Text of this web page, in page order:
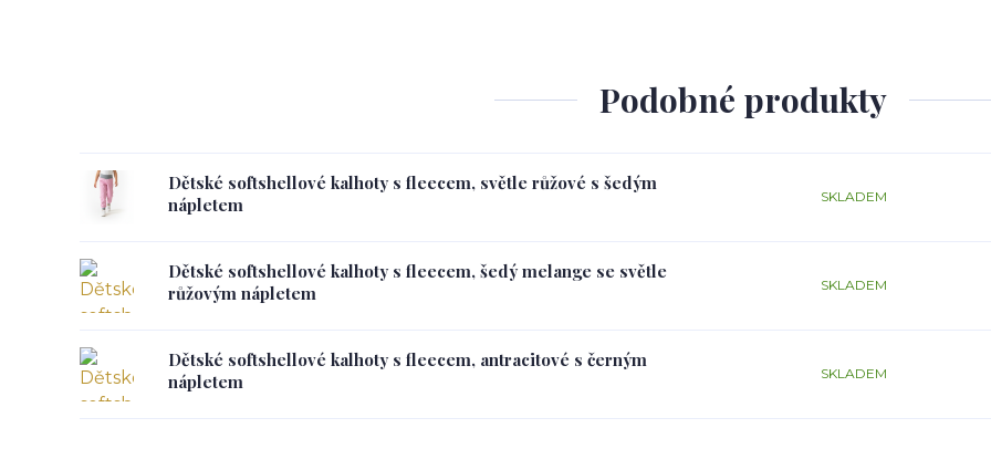
Podobné produkty
Dětské softshellové kalhoty s fleecem, světle růžové s šedým
nápletem
SKLADEM
Dětské softshellové kalhoty s fleecem, šedý melange se světle
růžovým nápletem
SKLADEM
Dětské softshellové kalhoty s fleecem, antracitové s černým
nápletem
SKLADEM